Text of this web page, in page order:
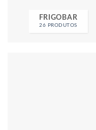
FRIGOBAR
26 PRODUTOS